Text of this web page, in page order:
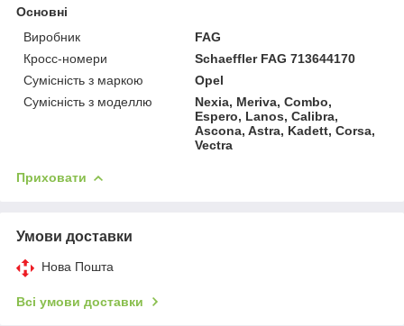
Основні
Виробник
FAG
Кросс-номери
Schaeffler FAG 713644170
Сумісність з маркою
Opel
Сумісність з моделлю
Nexia, Meriva, Combo,
Espero, Lanos, Calibra,
Ascona, Astra, Kadett, Corsa,
Vectra
Приховати
Умови доставки
Нова Пошта
Всі умови доставки